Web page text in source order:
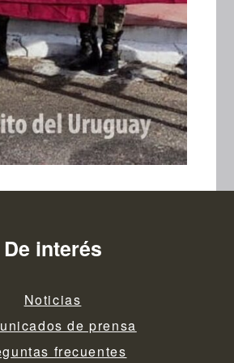
De interés
Noticias
de prensa
frecuentes